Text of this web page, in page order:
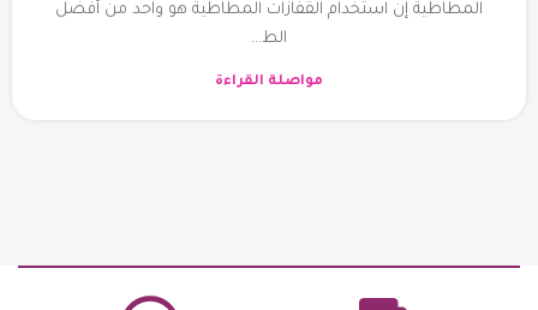
المطاطية إن استخدام القفازات المطاطية هو واحد من أفضل
الط...
مواصلة القراءة